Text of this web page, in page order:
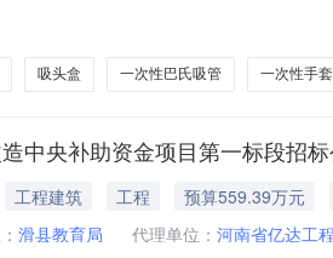
项目所在行政区划名称:新疆维吾尔自治
吸头盒 一次性巴氏吸管 一次性手套
中央补助资金项目第一标段招
工程建筑 工程 预算559.39万元
滑县教育局 代理单位： 河南省亿达工